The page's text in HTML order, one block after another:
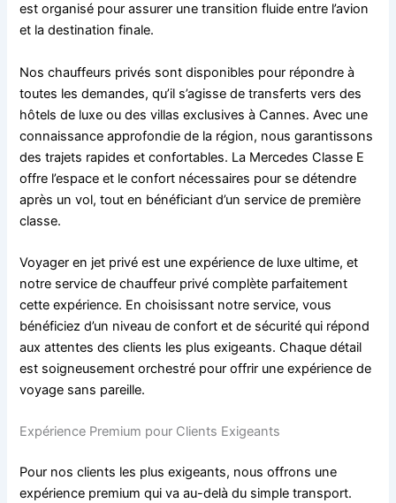
est organisé pour assurer une transition fluide entre l’avion
et la destination finale.
Nos chauffeurs privés sont disponibles pour répondre à
toutes les demandes, qu’il s’agisse de transferts vers des
hôtels de luxe ou des villas exclusives à Cannes. Avec une
connaissance approfondie de la région, nous garantissons
des trajets rapides et confortables. La Mercedes Classe E
offre l’espace et le confort nécessaires pour se détendre
après un vol, tout en bénéficiant d’un service de première
classe.
Voyager en jet privé est une expérience de luxe ultime, et
notre service de chauffeur privé complète parfaitement
cette expérience. En choisissant notre service, vous
bénéficiez d’un niveau de confort et de sécurité qui répond
aux attentes des clients les plus exigeants. Chaque détail
est soigneusement orchestré pour offrir une expérience de
voyage sans pareille.
Expérience Premium pour Clients Exigeants
Pour nos clients les plus exigeants, nous offrons une
expérience premium qui va au-delà du simple transport.